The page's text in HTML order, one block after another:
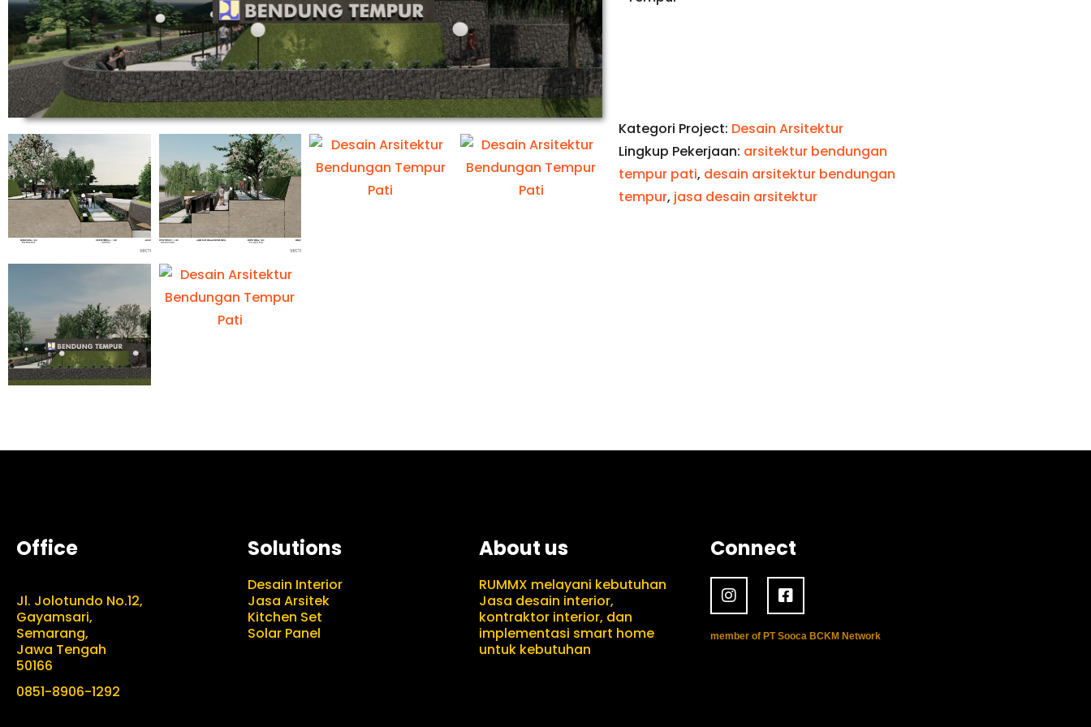
Kategori Project: Desain Arsitektur
Lingkup Pekerjaan: arsitektur bendungan
tempur pati, desain arsitektur bendungan
tempur, jasa desain arsitektur
Office
Jl. Jolotundo No.12,
Gayamsari,
Semarang,
Jawa Tengah
50166
0851-8906-1292
Solutions
Desain Interior
Jasa Arsitek
Kitchen Set
Solar Panel
About us
RUMMX melayani kebutuhan
Jasa desain interior,
kontraktor interior, dan
implementasi smart home
untuk kebutuhan
Connect
member of PT Sooca BCKM Network